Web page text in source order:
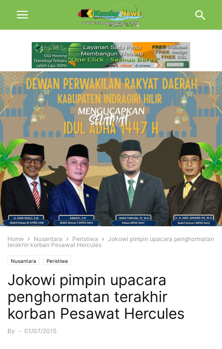
Home Nusantara Peristiwa
Jokowi pimpin upacara penghormatan
terakhir korban Pesawat Hercules
Nusantara Peristiwa
Jokowi pimpin upacara
penghormatan terakhir
korban Pesawat Hercules
By - 01/07/2015